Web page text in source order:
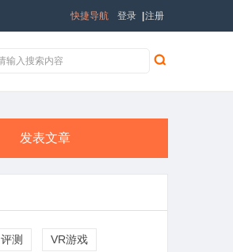
登录 注册
快捷导航
发表文章
评测 VR游戏